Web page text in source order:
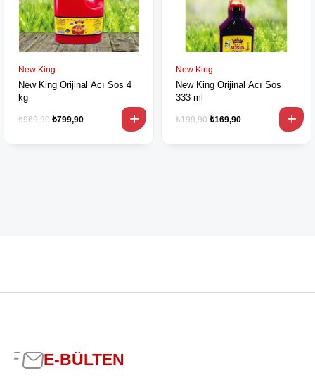
New King
New King Orijinal Acı Sos 4
kg
₺799,90
₺969,90
New King
New King Orijinal Acı Sos
333 ml
₺169,90
₺199,90
E-BÜLTEN